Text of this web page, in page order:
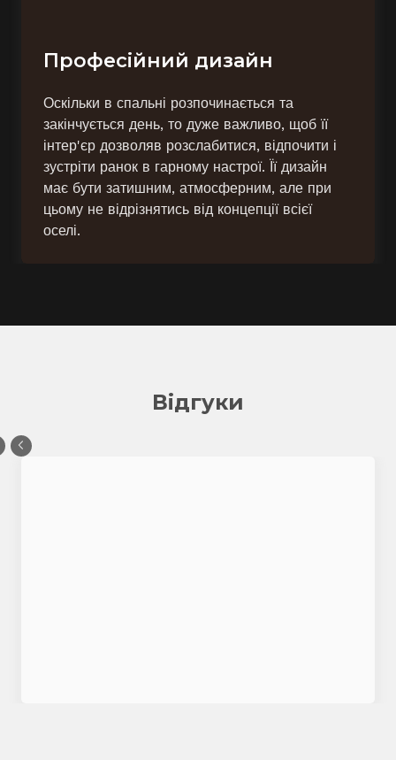
Професійний дизайн
Оскільки в спальні розпочинається та
закінчується день, то дуже важливо, щоб її
інтер'єр дозволяв розслабитися, відпочити і
зустріти ранок в гарному настрої. Її дизайн
має бути затишним, атмосферним, але при
цьому не відрізнятись від концепції всієї
оселі.
Відгуки